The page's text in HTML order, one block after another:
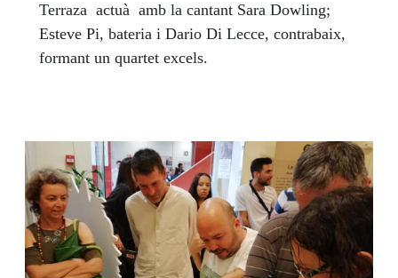
Terraza actuà amb la cantant Sara Dowling;
Esteve Pi, bateria i Dario Di Lecce, contrabaix,
formant un quartet excels.